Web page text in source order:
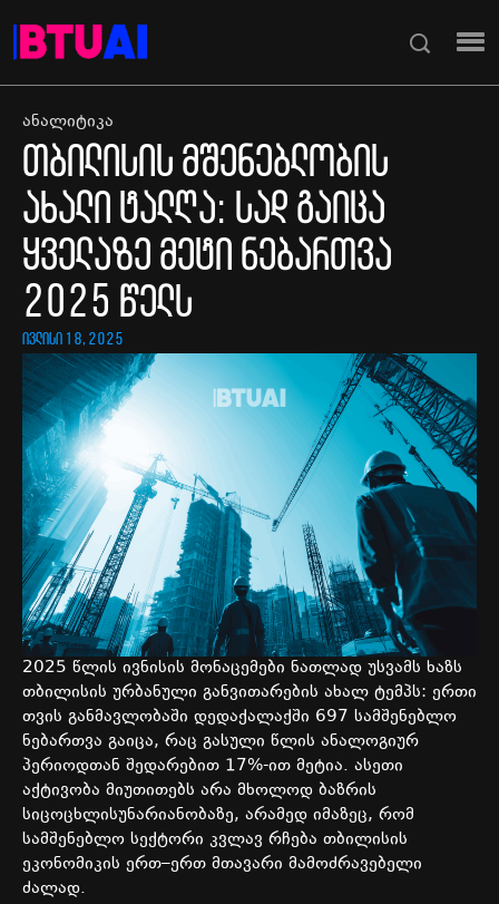
ანალიტიკა
თბილისის მშენებლობის
ახალი ტალღა: სად გაიცა
ყველაზე მეტი ნებართვა
2025 წელს
ივლისი 18, 2025
2025 წლის ივნისის მონაცემები ნათლად უსვამს ხაზს
თბილისის ურბანული განვითარების ახალ ტემპს: ერთი
თვის განმავლობაში დედაქალაქში 697 სამშენებლო
ნებართვა გაიცა, რაც გასული წლის ანალოგიურ
პერიოდთან შედარებით 17%-ით მეტია. ასეთი
აქტივობა მიუთითებს არა მხოლოდ ბაზრის
სიცოცხლისუნარიანობაზე, არამედ იმაზეც, რომ
სამშენებლო სექტორი კვლავ რჩება თბილისის
ეკონომიკის ერთ–ერთ მთავარი მამოძრავებელი
ძალად.